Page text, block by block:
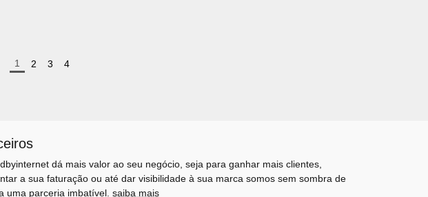
1 2 3 4
dá mais valor ao seu negócio, seja para ganhar mais clientes,
a sua faturação ou até dar visibilidade à sua marca somos sem sombra de
uma parceria imbatível. saiba mais